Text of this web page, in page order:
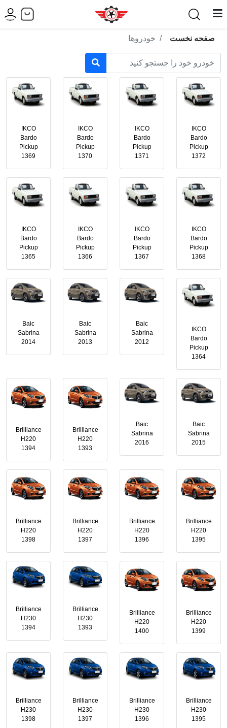
صفحه نخست خودروها
IKCO
Bardo
Pickup
1372
IKCO
Bardo
Pickup
1371
IKCO
Bardo
Pickup
1370
IKCO
Bardo
Pickup
1369
IKCO
Bardo
Pickup
1368
IKCO
Bardo
Pickup
1367
IKCO
Bardo
Pickup
1366
IKCO
Bardo
Pickup
1365
IKCO
Bardo
Pickup
1364
Baic
Sabrina
2012
Baic
Sabrina
2013
Baic
Sabrina
2014
Baic
Sabrina
2015
Baic
Sabrina
2016
Brilliance
H220
1393
Brilliance
H220
1394
Brilliance
H220
1395
Brilliance
H220
1396
Brilliance
H220
1397
Brilliance
H220
1398
Brilliance
H220
1399
Brilliance
H220
1400
Brilliance
H230
1393
Brilliance
H230
1394
Brilliance
H230
1395
Brilliance
H230
1396
Brilliance
H230
1397
Brilliance
H230
1398